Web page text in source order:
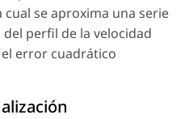
se aproxima una serie
perfil de la velocidad
error cuadrático